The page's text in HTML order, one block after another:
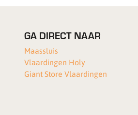
GA DIRECT NAAR
Maassluis
Vlaardingen Holy
Giant Store Vlaardingen